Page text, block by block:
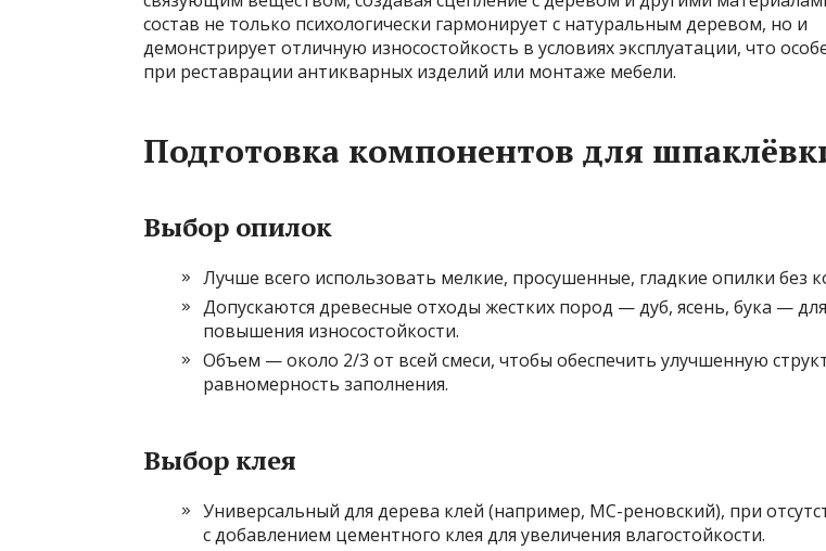
состав не только психологически гармонирует с натуральным деревом, но и
демонстрирует отличную износостойкость в условиях эксплуатации, что
при реставрации антикварных изделий или монтаже мебели.
Подготовка компонентов для
Выбор опилок
Лучше всего использовать мелкие, просушенные, гладкие опилки без
Допускаются древесные отходы жестких пород — дуб, ясень, бука — для
повышения износостойкости.
Объем — около 2/3 от всей смеси, чтобы обеспечить улучшенную
равномерность заполнения.
Выбор клея
Универсальный для дерева клей (например, МС-реновский), при
с добавлением цементного клея для увеличения влагостойкости.